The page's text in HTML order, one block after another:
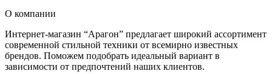
О компании
Интернет-магазин “Арагон” предлагает широкий ассортимент
современной стильной техники от всемирно известных
брендов. Поможем подобрать идеальный вариант в
зависимости от предпочтений наших клиентов.